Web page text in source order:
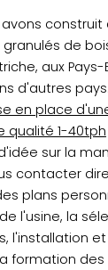
avons
de
aux
d'autres
en place
qualité 1-40tph
sur la
contacter
plans
l'usine, la
l'installation
formation des